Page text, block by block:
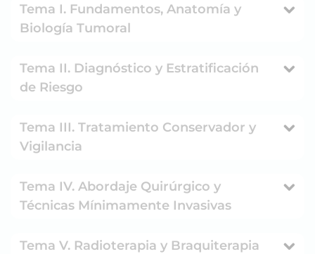
Tema I. Fundamentos, Anatomía y
Biología Tumoral
Tema II. Diagnóstico y Estratificación
de Riesgo
Tema III. Tratamiento Conservador y
Vigilancia
Tema IV. Abordaje Quirúrgico y
Técnicas Mínimamente Invasivas
Tema V. Radioterapia y Braquiterapia